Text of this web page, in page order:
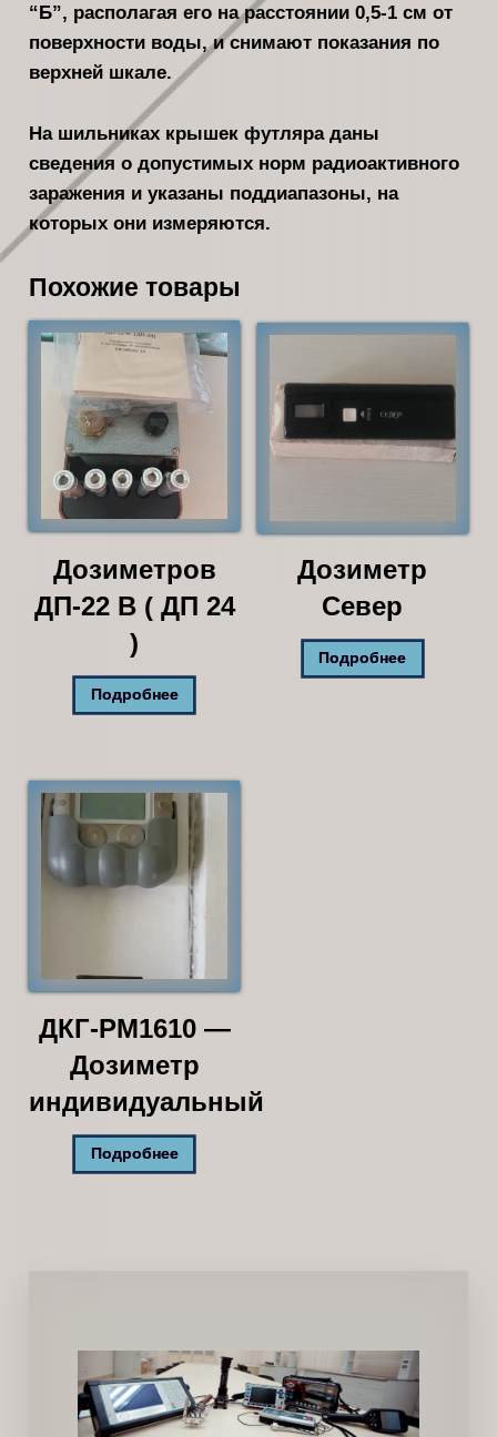
“Б”, располагая его на расстоянии 0,5-1 см от
поверхности воды, и снимают показания по
верхней шкале.
На шильниках крышек футляра даны
сведения о допустимых норм радиоактивного
заражения и указаны поддиапазоны, на
которых они измеряются.
Похожие товары
Дозиметров
ДП-22 В ( ДП 24
)
Подробнее
Дозиметр
Север
Подробнее
ДКГ-РМ1610 —
Дозиметр
индивидуальный
Подробнее